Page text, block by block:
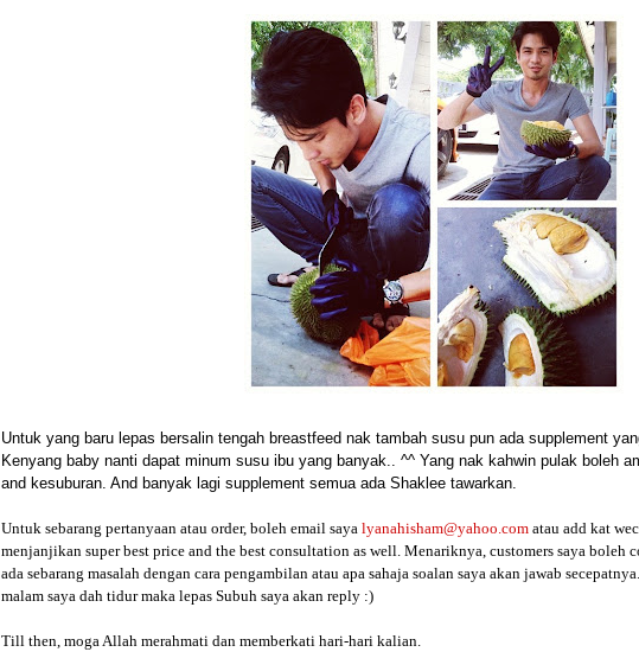
Untuk yang baru lepas bersalin tengah breastfeed nak tambah susu pun ada supplement
Kenyang baby nanti dapat minum susu ibu yang banyak.. ^^ Yang nak kahwin pulak boleh
and kesuburan. And banyak lagi supplement semua ada Shaklee tawarkan.
Untuk sebarang pertanyaan atau order, boleh email saya lyanahisham@yahoo.com atau add kat
menjanjikan super best price and the best consultation as well. Menariknya, customers saya boleh
ada sebarang masalah dengan cara pengambilan atau apa sahaja soalan saya akan jawab
malam saya dah tidur maka lepas Subuh saya akan reply :)
Till then, moga Allah merahmati dan memberkati hari-hari kalian.